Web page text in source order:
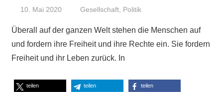
10. Mai 2020 Niki Vogt
Gesellschaft Politik
Überall auf der ganzen Welt stehen die Menschen auf
und fordern ihre Freiheit und ihre Rechte ein. Sie fordern
Freiheit und ihr Leben zurück. In
teilen teilen teilen